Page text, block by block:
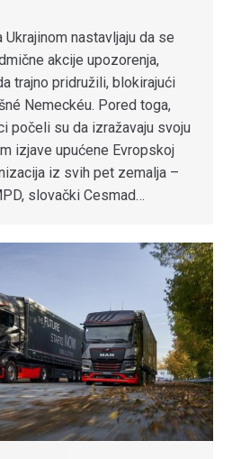
nastavljaju da se
akcije upozorenja,
trajno pridružili, blokirajući
Nemeckéu. Pored toga,
počeli su da izražavaju svoju
izjave upućene Evropskoj
iz svih pet zemalja –
slovački Cesmad…